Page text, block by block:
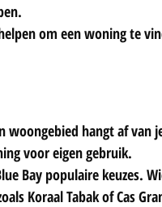
om een woning te
woongebied hangt af van
voor eigen gebruik.
Bay populaire keuzes.
Koraal Tabak of Cas